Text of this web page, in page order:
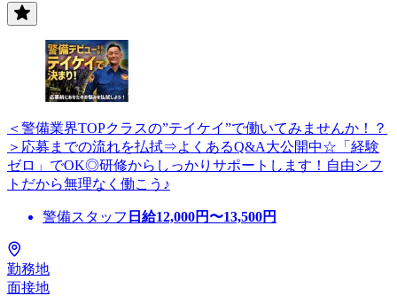
＜警備業界TOPクラスの”テイケイ”で働いてみませんか！？
＞応募までの流れを払拭⇒よくあるQ&A大公開中☆「経験
ゼロ」でOK◎研修からしっかりサポートします！自由シフ
トだから無理なく働こう♪
警備スタッフ 日給12,000円〜13,500円
勤務地
面接地